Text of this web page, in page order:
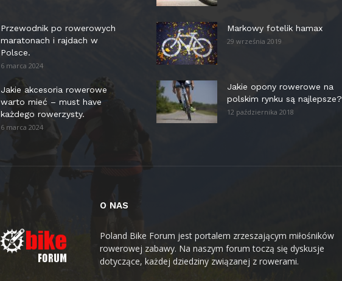
Przewodnik po rowerowych
maratonach i rajdach w
Polsce.
6 marca 2024
Jakie akcesoria rowerowe
warto mieć – must have
każdego rowerzysty.
6 marca 2024
Markowy fotelik hamax
29 września 2019
Jakie opony rowerowe na
polskim rynku są najlepsze?
12 października 2018
O NAS
Poland Bike Forum jest portalem zrzeszającym miłośników
rowerowej zabawy. Na naszym forum toczą się dyskusje
dotyczące, każdej dziedziny związanej z rowerami.